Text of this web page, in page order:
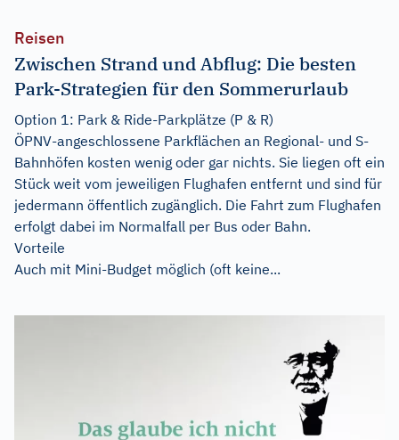
Reisen
Zwischen Strand und Abflug: Die besten
Park-Strategien für den Sommerurlaub
Option 1: Park & Ride-Parkplätze (P & R)
ÖPNV-angeschlossene Parkflächen an Regional- und S-
Bahnhöfen kosten wenig oder gar nichts. Sie liegen oft ein
Stück weit vom jeweiligen Flughafen entfernt und sind für
jedermann öffentlich zugänglich. Die Fahrt zum Flughafen
erfolgt dabei im Normalfall per Bus oder Bahn.
Vorteile
Auch mit Mini-Budget möglich (oft keine...